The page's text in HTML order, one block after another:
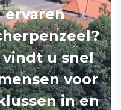
ervaren
vindt u snel
voor
in en